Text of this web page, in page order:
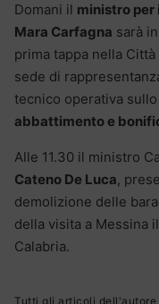
Domani il ministro per
Mara Carfagna sarà
prima tappa nella
sede di
tecnico operativa sullo
abbattimento e
Alle 11.30 il ministro
Cateno De Luca,
demolizione delle
della visita a Messina
Calabria.
Tutti gli articoli dell'autore